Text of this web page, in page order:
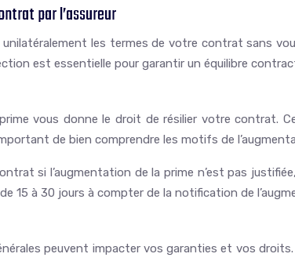
par l’assureur
les termes de votre contrat sans
est essentielle pour garantir un équilibre
vous donne le droit de résilier votre contrat.
de bien comprendre les motifs de
si l’augmentation de la prime n’est pas
15 à 30 jours à compter de la notification de
peuvent impacter vos garanties et vos